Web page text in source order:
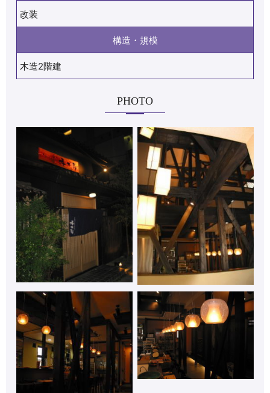
改装
構造・規模
木造2階建
PHOTO